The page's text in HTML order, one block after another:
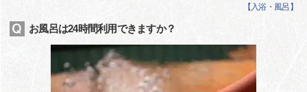
【 入浴・風呂 】
お風呂は24時間利用できますか？